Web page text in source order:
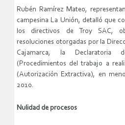
Rubén Ramírez Mateo,
campesina La Unión, detalló que
los directivos de Troy SAC,
resoluciones otorgadas por la
Cajamarca, la Declaratoria
(Procedimientos del trabajo a
(Autorización Extractiva), en
2010.
Nulidad de procesos